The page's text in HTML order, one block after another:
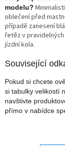
modelu?
oblečení před
případě zanesení
řetěz v
jízdní kola.
Související
Pokud si chcete
si tabulky velikostí
navštivte
přímo v nabídce